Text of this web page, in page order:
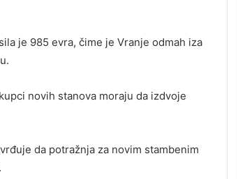
je 985 evra, čime je Vranje odmah iza
novih stanova moraju da izdvoje
da potražnja za novim stambenim